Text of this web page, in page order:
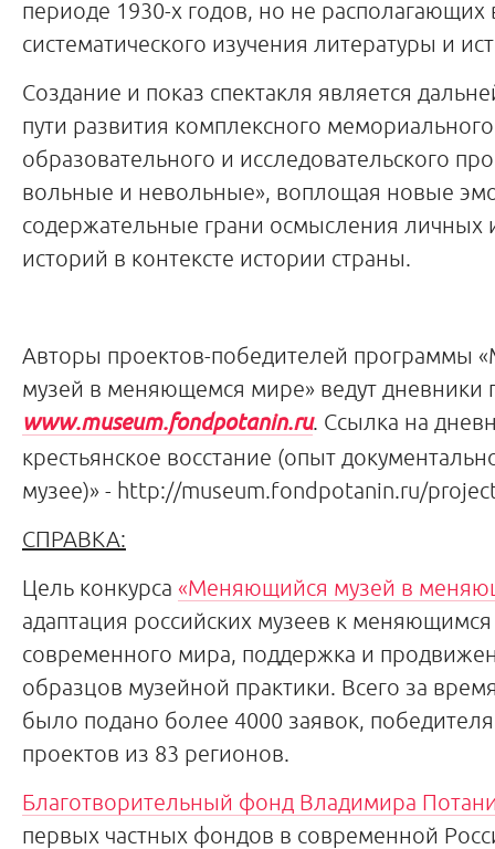
периоде 1930-х годов, но не
систематического изучения литературы и
Создание и показ спектакля является
пути развития комплексного
образовательного и исследовательского
вольные и невольные», воплощая новые
содержательные грани осмысления личных
историй в контексте истории страны.
Авторы проектов-победителей программы
музей в меняющемся мире» ведут дневники
www.museum.fondpotanin.ru. Ссылка на
крестьянское восстание (опыт
музее)» - http://museum.fondpotanin.ru/
СПРАВКА:
Цель конкурса «Меняющийся музей в
адаптация российских музеев к
современного мира, поддержка и
образцов музейной практики. Всего за
было подано более 4000 заявок,
проектов из 83 регионов.
Благотворительный фонд Владимира
первых частных фондов в современной